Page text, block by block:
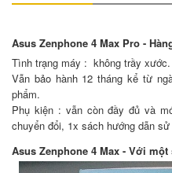
Asus Zenphone 4 Max Pro -
Tình trạng máy : không trầy xước.
Vẫn bảo hành 12 tháng kể từ
phẩm.
Phụ kiện : vẫn còn đầy đủ và
chuyển đổi, 1x sách hướng dẫn
Asus Zenphone 4 Max - Với